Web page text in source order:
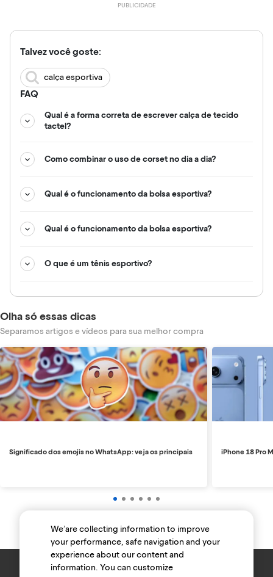
Talvez você goste:
calça esportiva
FAQ
Qual é a forma correta de escrever calça de tecido
tactel?
Como combinar o uso de corset no dia a dia?
Qual é o funcionamento da bolsa esportiva?
Qual é o funcionamento da bolsa esportiva?
O que é um tênis esportivo?
Olha só essas dicas
Separamos artigos e vídeos para sua melhor compra
Significado dos emojis no WhatsApp: veja os principais iPhone 18 Pro
We’are collecting information to improve
your performance, safe navigation and your
experience about our content and
information. You can customize